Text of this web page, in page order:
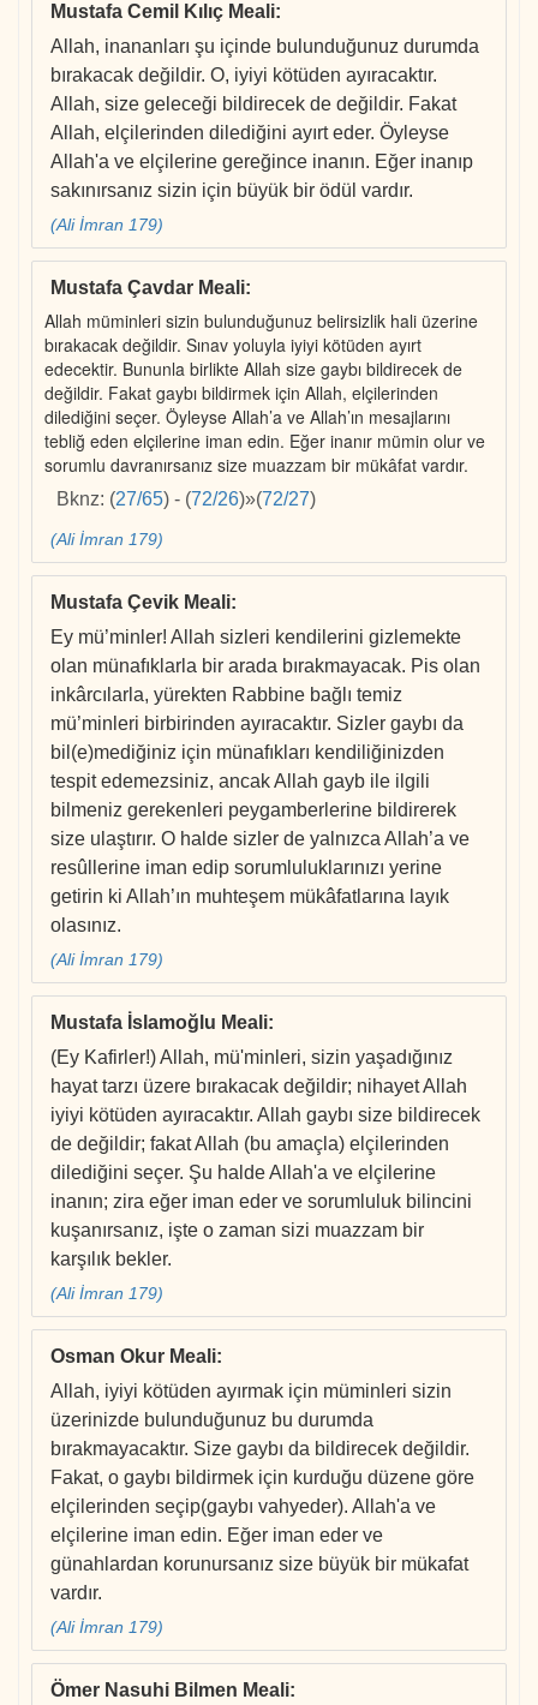
Mustafa Cemil Kılıç Meali:
Allah, inananları şu içinde bulunduğunuz durumda
bırakacak değildir. O, iyiyi kötüden ayıracaktır.
Allah, size geleceği bildirecek de değildir. Fakat
Allah, elçilerinden dilediğini ayırt eder. Öyleyse
Allah'a ve elçilerine gereğince inanın. Eğer inanıp
sakınırsanız sizin için büyük bir ödül vardır.
(Ali İmran 179)
Mustafa Çavdar Meali:
Allah müminleri sizin bulunduğunuz belirsizlik hali üzerine
bırakacak değildir. Sınav yoluyla iyiyi kötüden ayırt
edecektir. Bununla birlikte Allah size gaybı bildirecek de
değildir. Fakat gaybı bildirmek için Allah, elçilerinden
dilediğini seçer. Öyleyse Allah’a ve Allah’ın mesajlarını
tebliğ eden elçilerine iman edin. Eğer inanır mümin olur ve
sorumlu davranırsanız size muazzam bir mükâfat vardır.
Bknz: (27/65) - (72/26)»(72/27)
(Ali İmran 179)
Mustafa Çevik Meali:
Ey mü’minler! Allah sizleri kendilerini gizlemekte
olan münafıklarla bir arada bırakmayacak. Pis olan
inkârcılarla, yürekten Rabbine bağlı temiz
mü’minleri birbirinden ayıracaktır. Sizler gaybı da
bil(e)mediğiniz için münafıkları kendiliğinizden
tespit edemezsiniz, ancak Allah gayb ile ilgili
bilmeniz gerekenleri peygamberlerine bildirerek
size ulaştırır. O halde sizler de yalnızca Allah’a ve
resûllerine iman edip sorumluluklarınızı yerine
getirin ki Allah’ın muhteşem mükâfatlarına layık
olasınız.
(Ali İmran 179)
Mustafa İslamoğlu Meali:
(Ey Kafirler!) Allah, mü'minleri, sizin yaşadığınız
hayat tarzı üzere bırakacak değildir; nihayet Allah
iyiyi kötüden ayıracaktır. Allah gaybı size bildirecek
de değildir; fakat Allah (bu amaçla) elçilerinden
dilediğini seçer. Şu halde Allah'a ve elçilerine
inanın; zira eğer iman eder ve sorumluluk bilincini
kuşanırsanız, işte o zaman sizi muazzam bir
karşılık bekler.
(Ali İmran 179)
Osman Okur Meali:
Allah, iyiyi kötüden ayırmak için müminleri sizin
üzerinizde bulunduğunuz bu durumda
bırakmayacaktır. Size gaybı da bildirecek değildir.
Fakat, o gaybı bildirmek için kurduğu düzene göre
elçilerinden seçip(gaybı vahyeder). Allah'a ve
elçilerine iman edin. Eğer iman eder ve
günahlardan korunursanız size büyük bir mükafat
vardır.
(Ali İmran 179)
Ömer Nasuhi Bilmen Meali: